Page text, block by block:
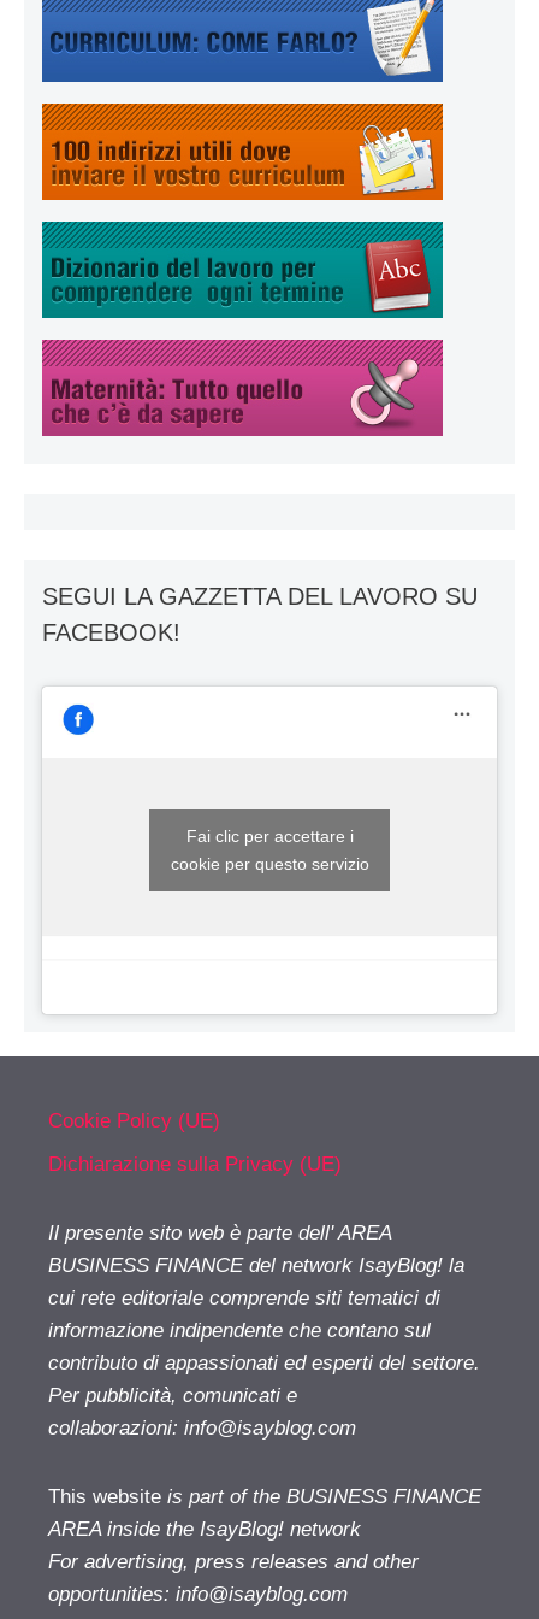
SEGUI LA GAZZETTA DEL LAVORO SU
FACEBOOK!
Fai clic per accettare i
cookie per questo servizio
Cookie Policy (UE)
Dichiarazione sulla Privacy (UE)
Il presente sito web è parte dell' AREA
BUSINESS FINANCE del network IsayBlog! la
cui rete editoriale comprende siti tematici di
informazione indipendente che contano sul
contributo di appassionati ed esperti del settore.
Per pubblicità, comunicati e
collaborazioni: info@isayblog.com
This website is part of the BUSINESS FINANCE
AREA inside the IsayBlog! network
For advertising, press releases and other
opportunities: info@isayblog.com